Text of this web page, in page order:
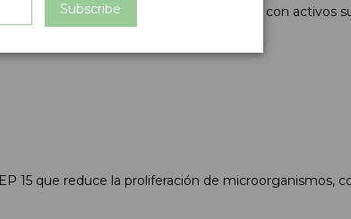
con BIOPEP 15 y enriquecido con activos
15 que reduce la proliferación de microorganismos,
Subscribe